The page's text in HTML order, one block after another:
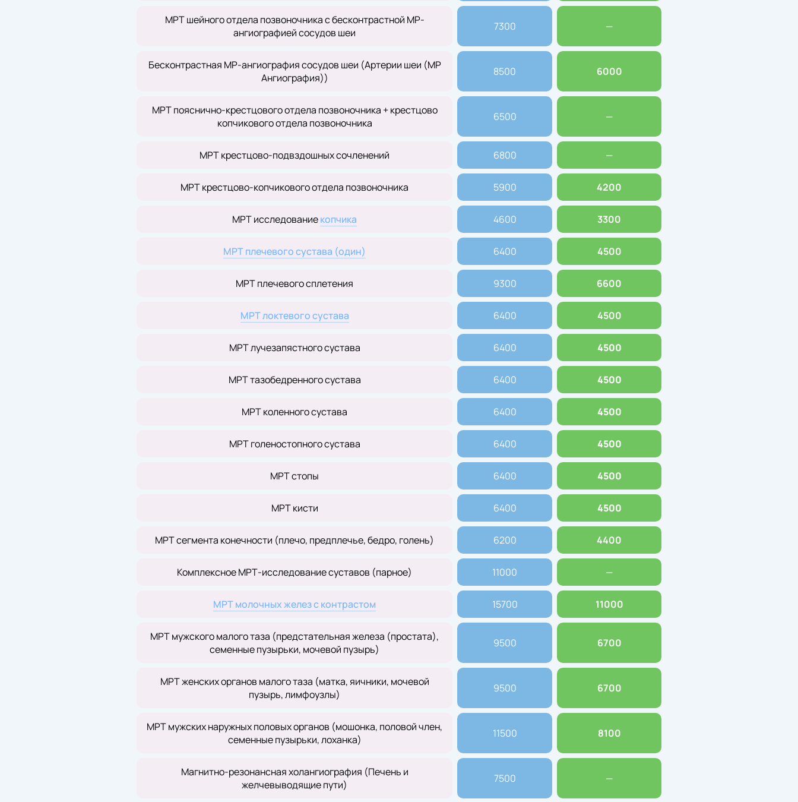
МРТ шейного отдела позвоночника с бесконтрастной МР-
ангиографией сосудов шеи
7300 —
Бесконтрастная МР-ангиография сосудов шеи (Артерии шеи (МР
Ангиография))
8500 6000
МРТ пояснично-крестцового отдела позвоночника + крестцово
копчикового отдела позвоночника
6500 —
МРТ крестцово-подвздошных сочленений 6800 —
МРТ крестцово-копчикового отдела позвоночника 5900 4200
МРТ исследованиекопчика 4600 3300
МРТ плечевого сустава (один) 6400 4500
МРТ плечевого сплетения 9300 6600
МРТ локтевогосустава 6400 4500
МРТ лучезапястного сустава 6400 4500
МРТ тазобедренного сустава 6400 4500
МРТ коленного сустава 6400 4500
МРТ голеностопного сустава 6400 4500
МРТ стопы 6400 4500
МРТ кисти 6400 4500
МРТ сегмента конечности (плечо, предплечье, бедро, голень) 6200 4400
Комплексное МРТ-исследование суставов (парное) 11000 —
МРТ молочных желез с контрастом 15700 11000
МРТ мужского малого таза (предстательная железа (простата),
семенные пузырьки, мочевой пузырь)
9500 6700
МРТ женских органов малого таза (матка, яичники, мочевой
пузырь, лимфоузлы)
9500 6700
МРТ мужских наружных половых органов (мошонка, половой член,
семенные пузырьки, лоханка)
11500 8100
Магнитно-резонансная холангиография (Печень и
желчевыводящие пути)
7500 —